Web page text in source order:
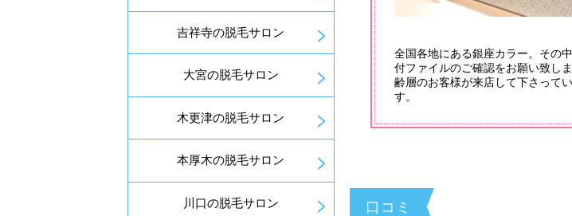
全国各地にある銀座カラー。その
付ファイルのご確認をお願い致し
齢層のお客様が来店して下さって
す。
口コミ
吉祥寺の脱毛サロン
大宮の脱毛サロン
木更津の脱毛サロン
本厚木の脱毛サロン
川口の脱毛サロン